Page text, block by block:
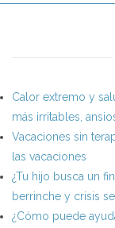
Calor extremo y
más irritables,
Vacaciones sin
las vacaciones
¿Tu hijo busca un
berrinche y crisis
¿Cómo puede